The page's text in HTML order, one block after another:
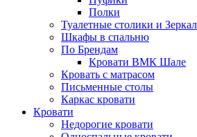
Полки
Туалетные столики и
Шкафы в спальню
По Брендам
Кровати ВМК Шале
Кровать с матрасом
Письменные столы
Каркас кровати
Кровати
Недорогие кровати